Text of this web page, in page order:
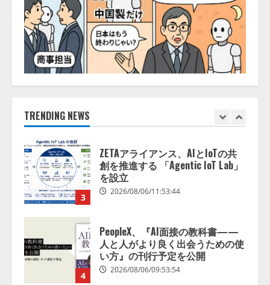
TRENDING NEWS
1
トフォーム「QueryPie AIP」を提
供開始
2026/08/06/11:53:44
2
レアラ、『AIはどの法律事務所を
3
ZETAアライアンス、AIとIoTの共
創を推進する 「Agentic IoT Lab」
を設立
2026/08/06/11:53:44
4
PeopleX、『AI面接の教科書——
人と人がより良く出会うための使
い方』の刊行予定を公開
2026/08/06/09:53:54